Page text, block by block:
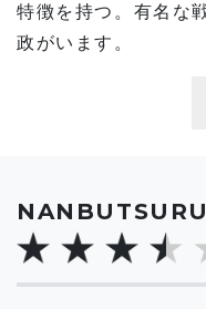
NANBUTSURU
特徴を持つ。有名な
政がいます。